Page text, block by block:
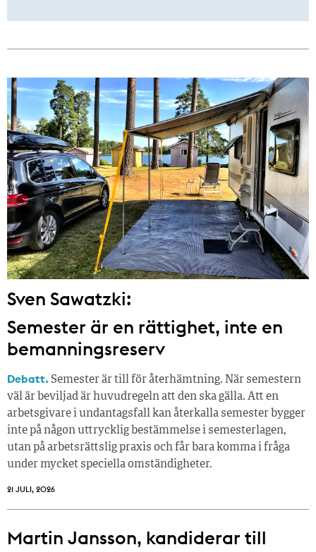
Sven Sawatzki:
Semester är en rättighet, inte en
bemanningsreserv
Debatt.Semester är till för återhämtning. När semestern
väl är beviljad är huvudregeln att den ska gälla. Att en
arbetsgivare i undantagsfall kan återkalla semester bygger
inte på någon uttrycklig bestämmelse i semesterlagen,
utan på arbetsrättslig praxis och får bara komma i fråga
under mycket speciella omständigheter.
21 JULI, 2026
Martin Jansson, kandiderar till